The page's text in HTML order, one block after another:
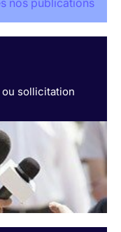
nos publications
ou sollicitation